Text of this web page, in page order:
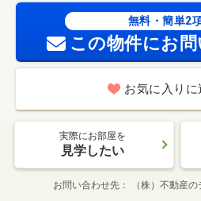
無料・簡単2
この物件にお
お気に入りに
実際にお部屋を
見学したい
お問い合わせ先 （株）不動産